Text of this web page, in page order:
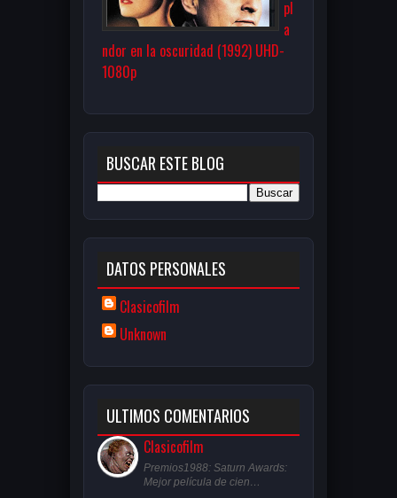
pl
a
ndor en la oscuridad (1992) UHD-
1080p
BUSCAR ESTE BLOG
DATOS PERSONALES
Clasicofilm
Unknown
ULTIMOS COMENTARIOS
Clasicofilm
Premios1988: Saturn Awards:
Mejor película de cien…